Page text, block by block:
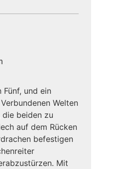
und ein
Welten
die beiden zu
auf dem Rücken
befestigen
Mit